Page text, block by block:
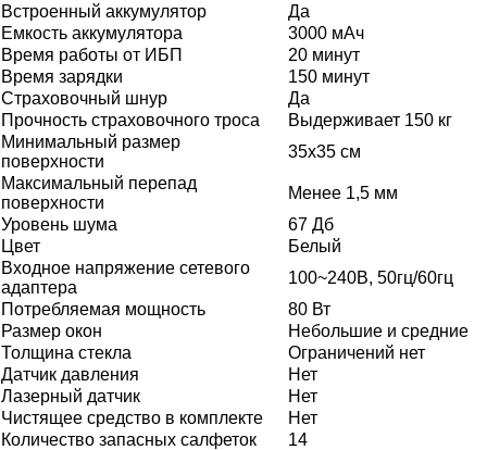
Встроенный аккумулятор
Да
Емкость аккумулятора
3000 мАч
Время работы от ИБП
20 минут
Время зарядки
150 минут
Страховочный шнур
Да
Прочность страховочного троса
Выдерживает 150 кг
Минимальный размер
поверхности
35х35 см
Максимальный перепад
поверхности
Менее 1,5 мм
Уровень шума
67 Дб
Цвет
Белый
Входное напряжение сетевого
адаптера
100~240В, 50гц/60гц
Потребляемая мощность
80 Вт
Размер окон
Небольшие и средние
Толщина стекла
Ограничений нет
Датчик давления
Нет
Лазерный датчик
Нет
Чистящее средство в комплекте
Нет
Количество запасных салфеток
14